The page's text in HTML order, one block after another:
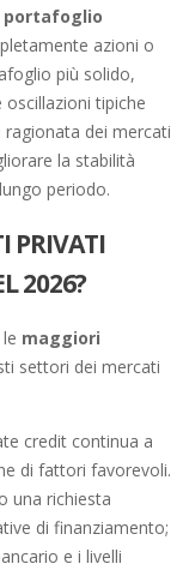
portafoglio
azioni o
più solido,
tipiche
ragionata dei mercati
la stabilità
periodo.
PRIVATI
2026?
maggiori
settori dei mercati
credit continua a
di fattori favorevoli.
una richiesta
di finanziamento;
e i livelli